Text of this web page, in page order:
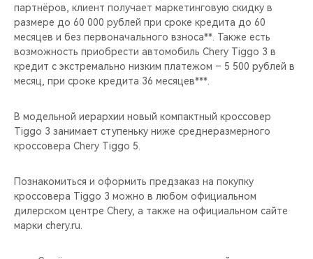
партнёров, клиент получает маркетинговую скидку в
размере до 60 000 рублей при сроке кредита до 60
месяцев и без первоначального взноса**. Также есть
возможность приобрести автомобиль Chery Tiggo 3 в
кредит с экстремально низким платежом – 5 500 рублей в
месяц, при сроке кредита 36 месяцев***.
В модельной иерархии новый компактный кроссовер
Tiggo 3 занимает ступеньку ниже среднеразмерного
кроссовера Chery Tiggo 5.
Познакомиться и оформить предзаказ на покупку
кроссовера Tiggo 3 можно в любом официальном
дилерском центре Chery, а также на официальном сайте
марки chery.ru.